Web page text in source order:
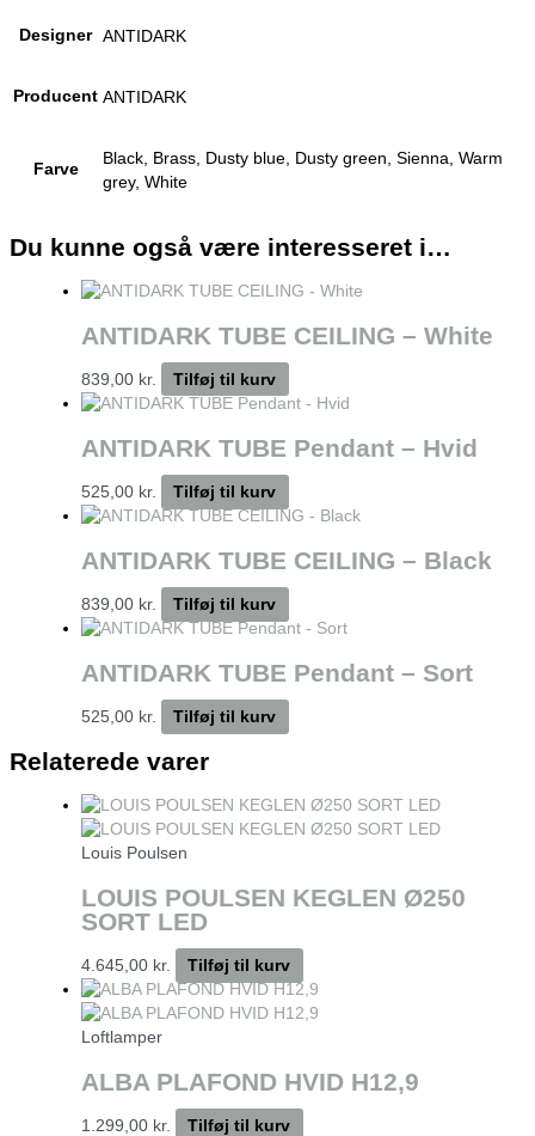
Designer ANTIDARK
Producent ANTIDARK
Farve
Black, Brass, Dusty blue, Dusty green, Sienna, Warm
grey, White
Du kunne også være interesseret i…
ANTIDARK TUBE CEILING – White
839,00 kr. Tilføj til kurv
ANTIDARK TUBE Pendant – Hvid
525,00 kr. Tilføj til kurv
ANTIDARK TUBE CEILING – Black
839,00 kr. Tilføj til kurv
ANTIDARK TUBE Pendant – Sort
525,00 kr. Tilføj til kurv
Relaterede varer
Louis Poulsen
LOUIS POULSEN KEGLEN Ø250
SORT LED
4.645,00 kr. Tilføj til kurv
Loftlamper
ALBA PLAFOND HVID H12,9
1.299,00 kr. Tilføj til kurv